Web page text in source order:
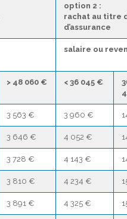
option 2 :
rachat au titre
d’assurance
salaire ou
> 48 060 € < 36 045 €
3 563 € 3 960 €
3 646 € 4 052 €
3 728 € 4 143 €
3 810 € 4 234 €
3 891 € 4 325 €